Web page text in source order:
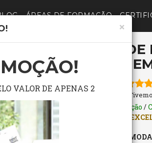
ÁREAS DE FORMAÇÃO
CURSO GRÁTIS
PARA
3 Estrelas.
Cursos de Formação /
MICROSOFT
DURAÇÃO:
×
VALOR DE APENAS 2